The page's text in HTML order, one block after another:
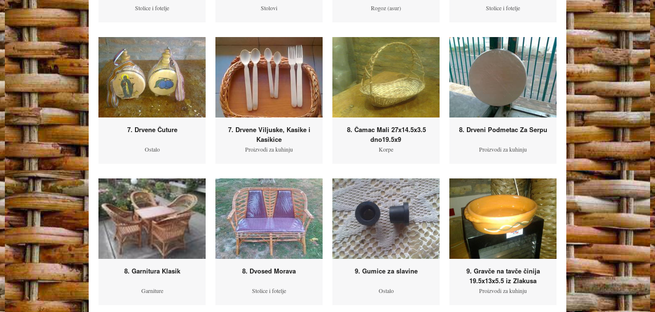
Stolice i fotelje Stolovi Rogoz (asur) Stolice i fotelje
7. Drvene Čuture
Ostalo
7. Drvene Viljuske, Kasike i
Kasikice
Proizvodi za kuhinju
8. Čamac Mali 27x14.5x3.5
dno19.5x9
Korpe
8. Drveni Podmetac Za Serpu
Proizvodi za kuhinju
8. Garnitura Klasik
Garniture
8. Dvosed Morava
Stolice i fotelje
9. Gumice za slavine
Ostalo
9. Gravče na tavče činija
19.5x13x5.5 iz Zlakusa
Proizvodi za kuhinju